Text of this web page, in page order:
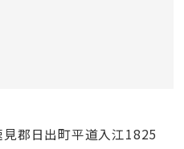
郡日出町平道入江1825